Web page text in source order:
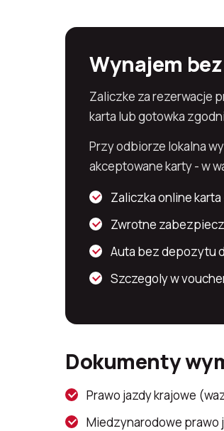
Wynajem
Zaliczke za rezerwacje
karta lub gotowka
Przy odbiorze lokalna
akceptowane karty - w
Zaliczka online
Zwrotne
Auta bez depozytu
Szczegoly w
Dokumenty
Prawo jazdy krajowe
Miedzynarodowe prawo